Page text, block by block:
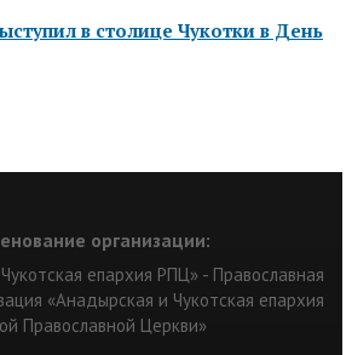
в столице Чукотки в День
организации:
епархия РПЦ» - Православная
«Анадырская и Чукотская епархия
Православной Церкви»